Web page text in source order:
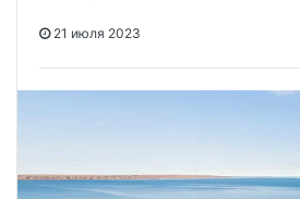
21 июля 2023